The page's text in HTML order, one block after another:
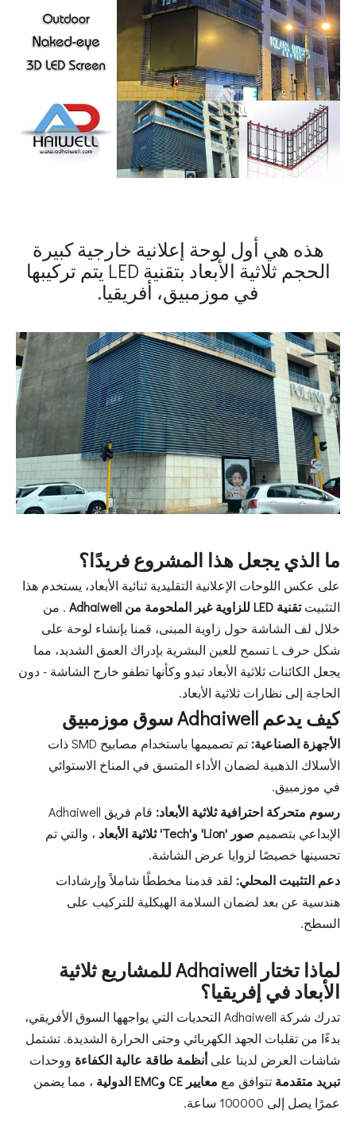
هذه هي أول لوحة إعلانية خارجية كبيرة
الحجم ثلاثية الأبعاد بتقنية LED يتم تركيبها
في موزمبيق، أفريقيا.
ما الذي يجعل هذا المشروع فريدًا؟
على عكس اللوحات الإعلانية التقليدية ثنائية الأبعاد، يستخدم هذا
التثبيتتقنية LED للزاوية غير الملحومة من Adhaiwell
. من
خلال لف الشاشة حول زاوية المبنى، قمنا بإنشاء لوحة على
شكل حرف L تسمح للعين البشرية بإدراك العمق الشديد، مما
يجعل الكائنات ثلاثية الأبعاد تبدو وكأنها تطفو خارج الشاشة - دون
الحاجة إلى نظارات ثلاثية الأبعاد.
كيف يدعم Adhaiwell سوق موزمبيق
الأجهزة الصناعية:
تم تصميمها باستخدام مصابيح SMD ذات
الأسلاك الذهبية لضمان الأداء المتسق في المناخ الاستوائي
في موزمبيق.
رسوم متحركة احترافية ثلاثية الأبعاد:
قام فريق Adhaiwell
الإبداعي بتصميم صور 'Lion' و'Tech' ثلاثية الأبعاد
، والتي تم
تحسينها خصيصًا لزوايا عرض الشاشة.
دعم التثبيت المحلي: لقد قدمنا ​​مخططًا شاملاً وإرشادات
هندسية عن بعد لضمان السلامة الهيكلية للتركيب على
السطح.
لماذا تختار Adhaiwell للمشاريع ثلاثية
الأبعاد في إفريقيا؟
تدرك شركة Adhaiwell التحديات التي يواجهها السوق الأفريقي،
بدءًا من تقلبات الجهد الكهربائي وحتى الحرارة الشديدة. تشتمل
شاشات العرض لدينا علىأنظمة طاقة عالية الكفاءة ووحدات
تبريد متقدمة تتوافق مع معايير CE وEMC الدولية
، مما يضمن
عمرًا يصل إلى 100000 ساعة.